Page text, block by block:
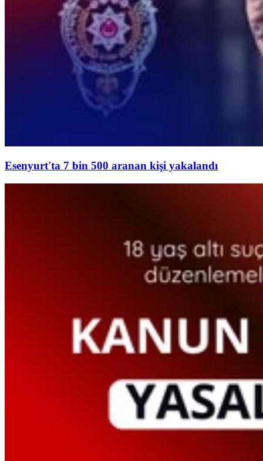
Esenyurt'ta 7 bin 500 aranan kişi yakalandı